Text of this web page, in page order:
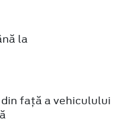
la
față a vehiculului